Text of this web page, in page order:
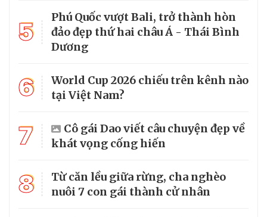
5
Phú Quốc vượt Bali, trở thành hòn
đảo đẹp thứ hai châu Á - Thái Bình
Dương
6
World Cup 2026 chiếu trên kênh nào
tại Việt Nam?
7
Cô gái Dao viết câu chuyện đẹp về
khát vọng cống hiến
8
Từ căn lều giữa rừng, cha nghèo
nuôi 7 con gái thành cử nhân